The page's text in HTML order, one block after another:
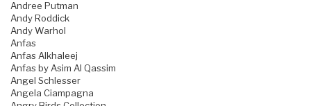
Andree Putman
Andy Roddick
Andy Warhol
Anfas
Anfas Alkhaleej
Anfas by Asim Al Qassim
Angel Schlesser
Angela Ciampagna